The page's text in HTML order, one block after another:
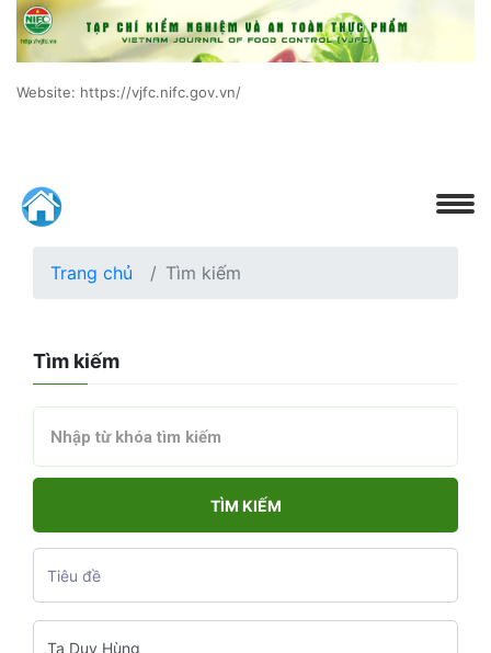
Website: https://vjfc.nifc.gov.vn/
Trang chủ Tìm kiếm
Tìm kiếm
TÌM KIẾM